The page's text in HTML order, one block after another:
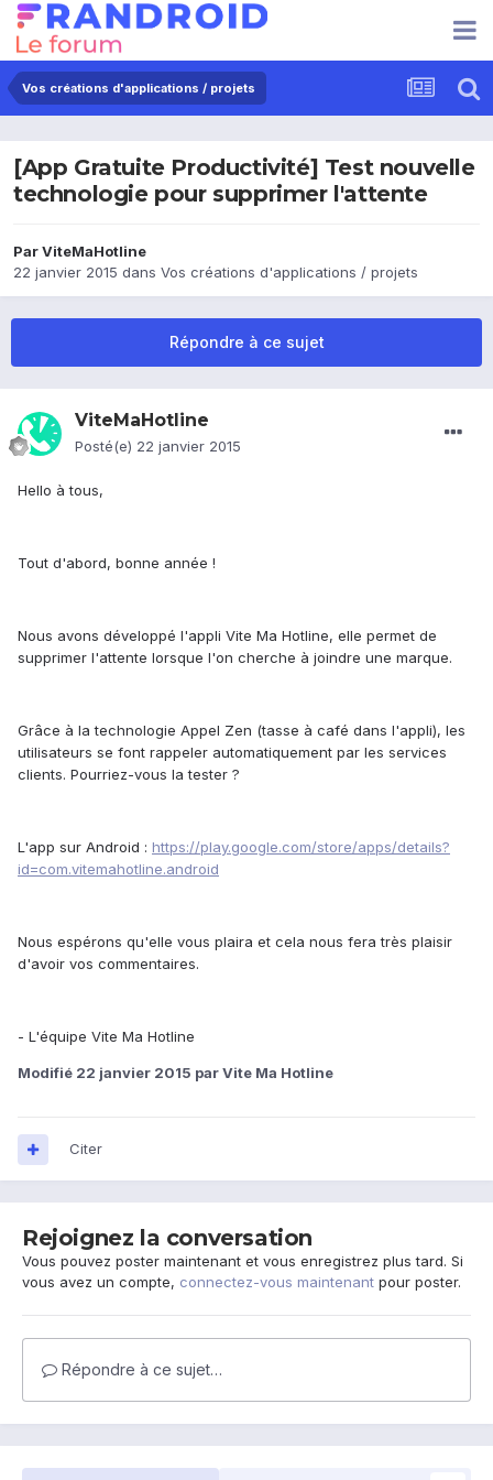
Vos créations d'applications / projets
[App Gratuite Productivité] Test nouvelle
technologie pour supprimer l'attente
ParViteMaHotline
22 janvier 2015 dans Vos créations d'applications / projets
Répondre à ce sujet
ViteMaHotline
Posté(e) 22 janvier 2015
Hello à tous,
Tout d'abord, bonne année !
Nous avons développé l'appli Vite Ma Hotline, elle permet de
supprimer l'attente lorsque l'on cherche à joindre une marque.
Grâce à la technologie Appel Zen (tasse à café dans l'appli), les
utilisateurs se font rappeler automatiquement par les services
clients. Pourriez-vous la tester ?
L'app sur Android : https://play.google.com/store/apps/details?
id=com.vitemahotline.android
Nous espérons qu'elle vous plaira et cela nous fera très plaisir
d'avoir vos commentaires.
- L'équipe Vite Ma Hotline
Modifié 22 janvier 2015 par Vite Ma Hotline
Citer
Rejoignez la conversation
Vous pouvez poster maintenant et vous enregistrez plus tard. Si
vous avez un compte, connectez-vous maintenant pour poster.
Répondre à ce sujet…